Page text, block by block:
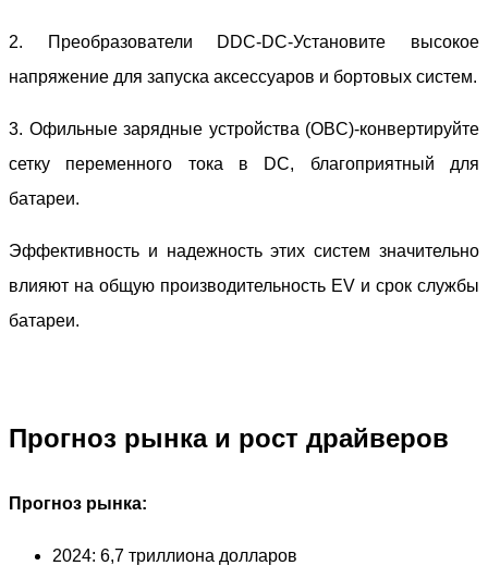
2. Преобразователи DDC-DC-Установите высокое
напряжение для запуска аксессуаров и бортовых систем.
3. Офильные зарядные устройства (OBC)-конвертируйте
сетку переменного тока в DC, благоприятный для
батареи.
Эффективность и надежность этих систем значительно
влияют на общую производительность EV и срок службы
батареи.
Прогноз рынка и рост драйверов
Прогноз рынка:
2024: 6,7 триллиона долларов